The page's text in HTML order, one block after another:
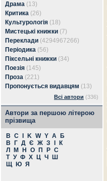
Драма (13)
Критика (26)
Культурологія (18)
Мистецькі книжки (7)
Переклади (4294967266)
Періодика (56)
Піксельні книжки (34)
Поезія (145)
Проза (221)
Пропонується видавцям (13)
Всі автори (336)
Автори за першою літерою
прізвища
B C K W Y А
Б
В
Г Д Є Ж З
К
Л
М Н О П Р С
Т У Ф Х Ц Ч
Ш
Щ
Ю Я